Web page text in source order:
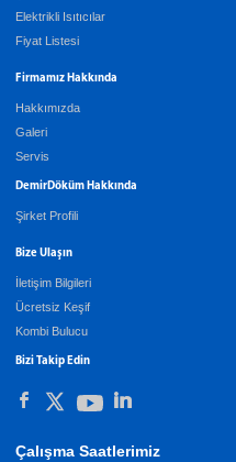
Elektrikli Isıtıcılar
Fiyat Listesi
Firmamız Hakkında
Hakkımızda
Galeri
Servis
DemirDöküm Hakkında
Şirket Profili
Bize Ulaşın
İletişim Bilgileri
Ücretsiz Keşif
Kombi Bulucu
Bizi Takip Edin
Çalışma Saatlerimiz